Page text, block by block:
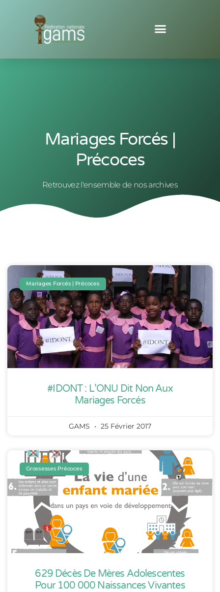
Mariages Forcés |
Précoces
Retrouvez l'ensemble de nos archives
Mariages Forcés | Précoces
#IDONT : L’ONU Dit Non Aux
Mariages Forcés
GAMS 25 Février 2017
Grossesses Précoces
629 Décès De Mères Adolescentes
Pour 100 000 Naissances Vivantes